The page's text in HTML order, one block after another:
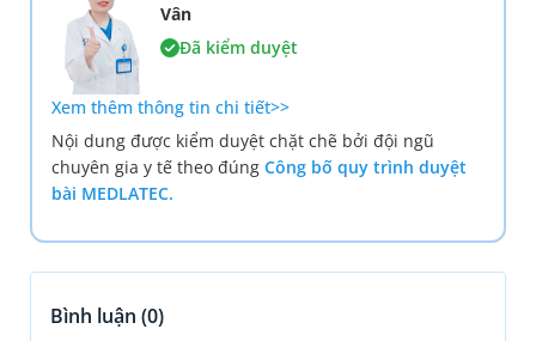
Vân
Đã kiểm duyệt
Xem thêm thông tin chi tiết>>
Nội dung được kiểm duyệt chặt chẽ bởi đội ngũ
chuyên gia y tế theo đúng Công bố quy trình duyệt
bài MEDLATEC.
Bình luận (0)